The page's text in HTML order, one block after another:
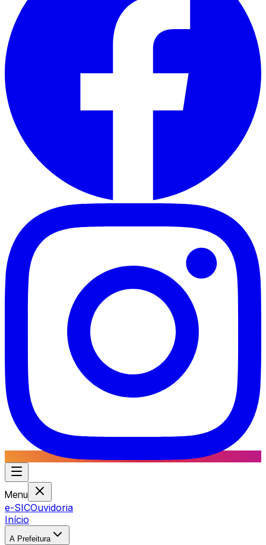
Menu
e-SICOuvidoria
Início
A Prefeitura